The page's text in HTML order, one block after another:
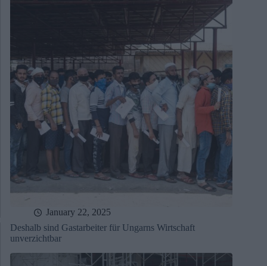
January 22, 2025
Deshalb sind Gastarbeiter für Ungarns Wirtschaft
unverzichtbar